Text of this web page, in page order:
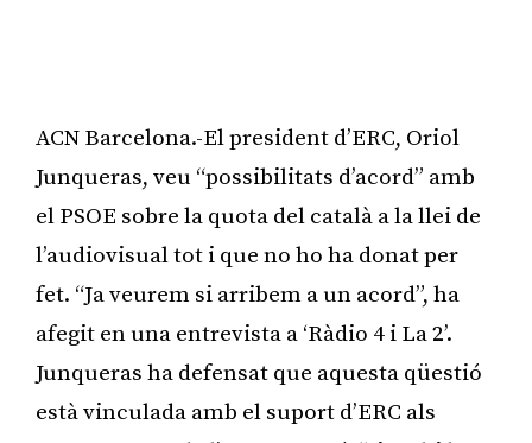
ACN Barcelona.-El president d’ERC, Oriol
Junqueras, veu “possibilitats d’acord” amb
el PSOE sobre la quota del català a la llei de
l’audiovisual tot i que no ho ha donat per
fet. “Ja veurem si arribem a un acord”, ha
afegit en una entrevista a ‘Ràdio 4 i La 2’.
Junqueras ha defensat que aquesta qüestió
està vinculada amb el suport d’ERC als